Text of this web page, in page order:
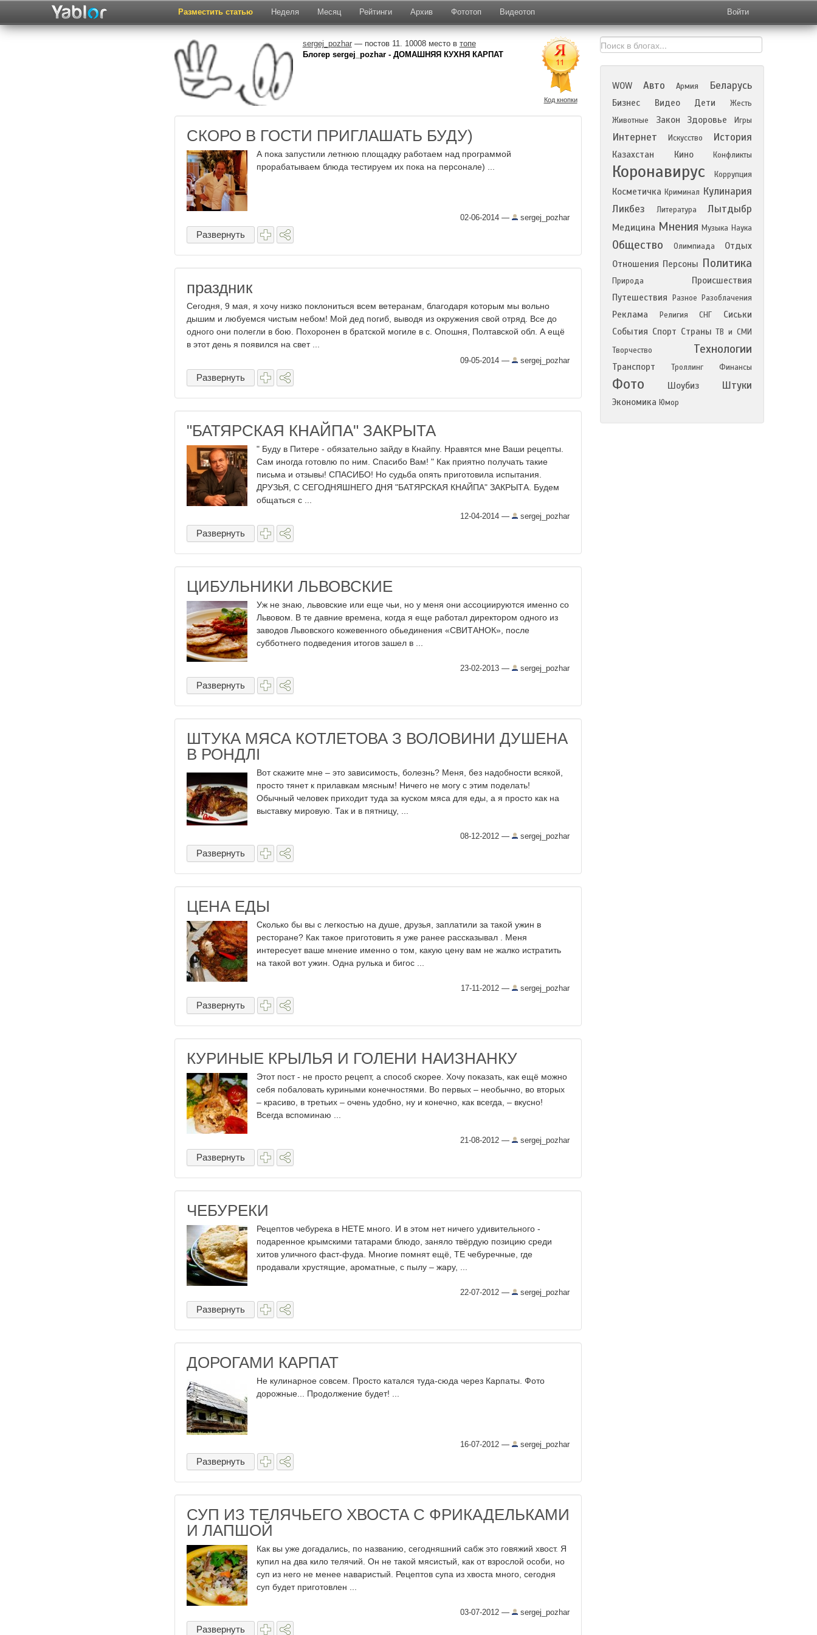
Разместить статью Неделя Месяц Рейтинги Архив Фототоп Видеотоп Войти
sergej_pozhar— постов 11. 10008 место в топе
Блогер sergej_pozhar - ДОМАШНЯЯ КУХНЯ КАРПАТ
Код кнопки
СКОРО В ГОСТИ ПРИГЛАШАТЬ БУДУ)
А пока запустили летнюю площадку работаем над программой
прорабатываем блюда тестируем их пока на персонале) ...
02-06-2014 — sergej_pozhar
Развернуть
праздник
Сегодня, 9 мая, я хочу низко поклониться всем ветеранам, благодаря которым мы вольно
дышим и любуемся чистым небом! Мой дед погиб, выводя из окружения свой отряд. Все до
одного они полегли в бою. Похоронен в братской могиле в с. Опошня, Полтавской обл. А ещё
в этот день я появился на свет ...
09-05-2014 — sergej_pozhar
Развернуть
"БАТЯРСКАЯ КНАЙПА" ЗАКРЫТА
" Буду в Питере - обязательно зайду в Кнайпу. Нравятся мне Ваши рецепты.
Сам иногда готовлю по ним. Спасибо Вам! " Как приятно получать такие
письма и отзывы! СПАСИБО! Но судьба опять приготовила испытания.
ДРУЗЬЯ, С СЕГОДНЯШНЕГО ДНЯ "БАТЯРСКАЯ КНАЙПА" ЗАКРЫТА. Будем
общаться с ...
12-04-2014 — sergej_pozhar
Развернуть
ЦИБУЛЬНИКИ ЛЬВОВСКИЕ
Уж не знаю, львовские или еще чьи, но у меня они ассоциируются именно со
Львовом. В те давние времена, когда я еще работал директором одного из
заводов Львовского кожевенного обьединения «СВИТАНОК», после
субботнего подведения итогов зашел в ...
23-02-2013 — sergej_pozhar
Развернуть
ШТУКА МЯСА КОТЛЕТОВА З ВОЛОВИНИ ДУШЕНА
В РОНДЛІ
Вот скажите мне – это зависимость, болезнь? Меня, без надобности всякой,
просто тянет к прилавкам мясным! Ничего не могу с этим поделать!
Обычный человек приходит туда за куском мяса для еды, а я просто как на
выставку мировую. Так и в пятницу, ...
08-12-2012 — sergej_pozhar
Развернуть
ЦЕНА ЕДЫ
Сколько бы вы с легкостью на душе, друзья, заплатили за такой ужин в
ресторане? Как такое приготовить я уже ранее рассказывал . Меня
интересует ваше мнение именно о том, какую цену вам не жалко истратить
на такой вот ужин. Одна рулька и бигос ...
17-11-2012 — sergej_pozhar
Развернуть
КУРИНЫЕ КРЫЛЬЯ И ГОЛЕНИ НАИЗНАНКУ
Этот пост - не просто рецепт, а способ скорее. Хочу показать, как ещё можно
себя побаловать куриными конечностями. Во первых – необычно, во вторых
– красиво, в третьих – очень удобно, ну и конечно, как всегда, – вкусно!
Всегда вспоминаю ...
21-08-2012 — sergej_pozhar
Развернуть
ЧЕБУРЕКИ
Рецептов чебурека в НЕТЕ много. И в этом нет ничего удивительного -
подаренное крымскими татарами блюдо, заняло твёрдую позицию среди
хитов уличного фаст-фуда. Многие помнят ещё, ТЕ чебуречные, где
продавали хрустящие, ароматные, с пылу – жару, ...
22-07-2012 — sergej_pozhar
Развернуть
ДОРОГАМИ КАРПАТ
Не кулинарное совсем. Просто катался туда-сюда через Карпаты. Фото
дорожные... Продолжение будет! ...
16-07-2012 — sergej_pozhar
Развернуть
СУП ИЗ ТЕЛЯЧЬЕГО ХВОСТА С ФРИКАДЕЛЬКАМИ
И ЛАПШОЙ
Как вы уже догадались, по названию, сегодняшний сабж это говяжий хвост. Я
купил на два кило телячий. Он не такой мясистый, как от взрослой особи, но
суп из него не менее наваристый. Рецептов супа из хвоста много, сегодня
суп будет приготовлен ...
03-07-2012 — sergej_pozhar
Развернуть
WOW Авто Армия Беларусь
Бизнес Видео Дети
Жесть
Животные
Закон Здоровье Игры
Интернет Искусство История
Казахстан Кино Конфликты
Коронавирус Коррупция
Косметичка Криминал Кулинария
Ликбез
Литература Лытдыбр
Медицина Мнения Музыка Наука
Общество Олимпиада
Отдых
Отношения Персоны Политика
Природа
Происшествия
Путешествия
Разное Разоблачения
Реклама Религия СНГ
Сиськи
События Спорт Страны ТВ и СМИ
Творчество
Технологии
Транспорт Троллинг Финансы
Фото Шоубиз Штуки
Экономика Юмор